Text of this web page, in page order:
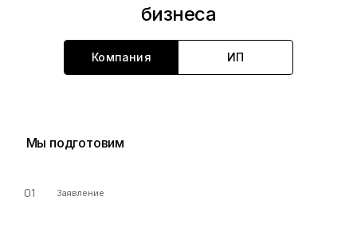
бизнеса
Компания ИП
Мы подготовим
01 Заявление